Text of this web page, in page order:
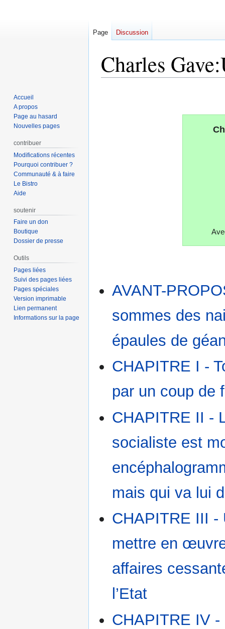
Charles
AVANT-
sommes des
épaules de
CHAPITRE I -
par un coup de
CHAPITRE II -
socialiste est
mais qui va lui
CHAPITRE III -
mettre en
affaires
l’Etat
CHAPITRE IV
Page Discussion
Accueil
A propos
Page au hasard
Nouvelles pages
contribuer
Modifications récentes
Pourquoi contribuer ?
Communauté & à faire
Le Bistro
Aide
soutenir
Faire un don
Boutique
Dossier de presse
Outils
Pages liées
Suivi des pages liées
Pages spéciales
Version imprimable
Lien permanent
Informations sur la page